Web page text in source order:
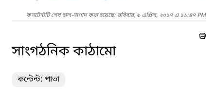
কনটেন্টটি শেষ হাল-নাগাদ করা হয়েছে: রবিবার, ৯ এপ্রিল, ২০১৭ এ ১১:৪৭ PM
সাংগঠনিক কাঠামো
কন্টেন্ট: পাতা